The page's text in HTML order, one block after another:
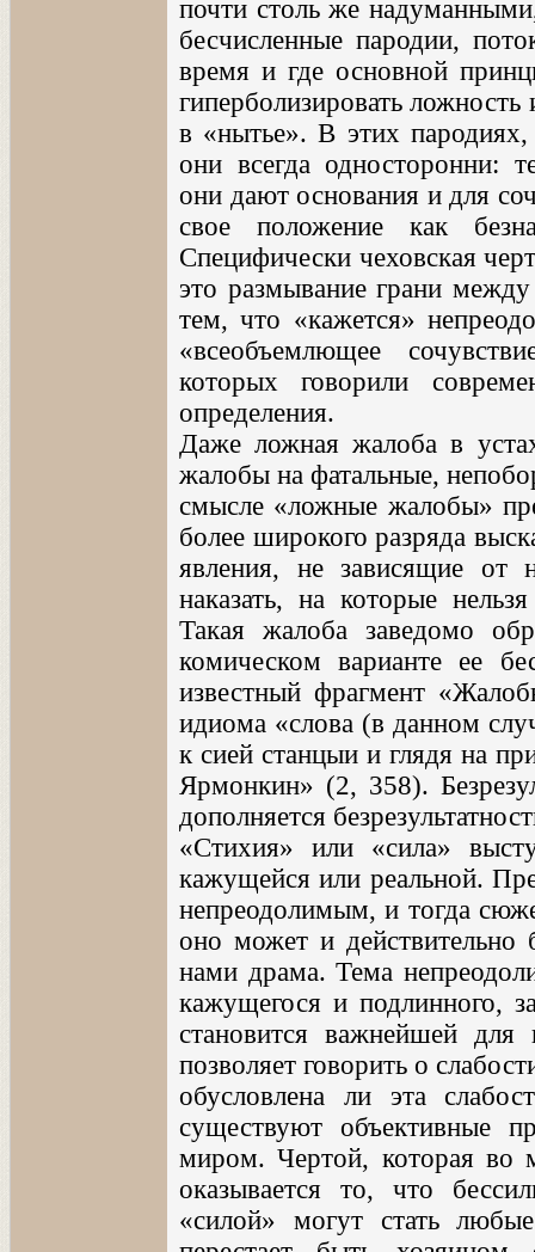
почти столь же
бесчисленные пародии,
время и где основной
гиперболизировать
в «нытье». В этих пародиях,
они всегда односторонни:
они дают основания и для
свое положение как
Специфически чеховская
это размывание грани
тем, что «кажется»
«всеобъемлющее
которых говорили
определения.
Даже ложная жалоба в
жалобы на фатальные,
смысле «ложные жалобы»
более широкого разряда
явления, не зависящие от
наказать, на которые
Такая жалоба заведомо
комическом варианте ее
известный фрагмент
идиома «слова (в данном
к сией станцыи и глядя на
Ярмонкин» (2, 358).
дополняется
«Стихия» или «сила»
кажущейся или реальной.
непреодолимым, и тогда
оно может и действительно
нами драма. Тема
кажущегося и подлинного,
становится важнейшей для
позволяет говорить о
обусловлена ли эта
существуют объективные
миром. Чертой, которая во
оказывается то, что
«силой» могут стать